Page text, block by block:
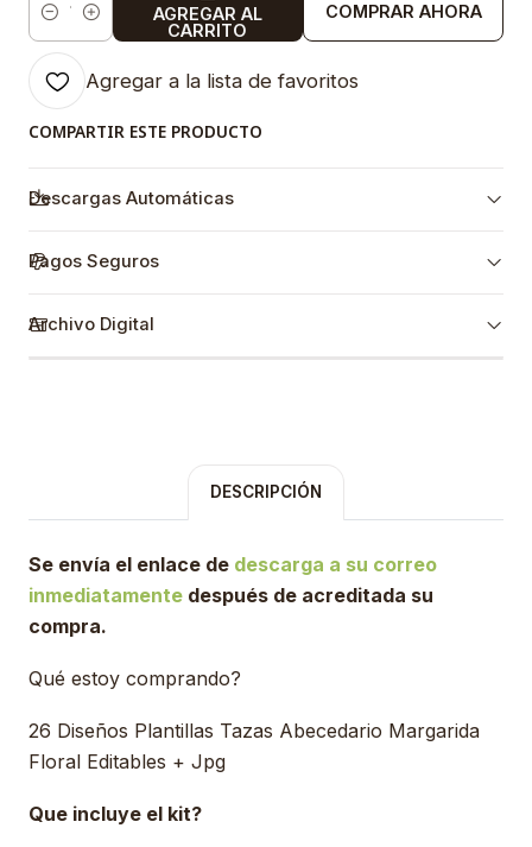
Cantidad
AGREGAR AL
CARRITO
COMPRAR AHORA
Agregar a la lista de favoritos
COMPARTIR ESTE PRODUCTO
Descargas Automáticas
Pagos Seguros
Archivo Digital
DESCRIPCIÓN
Se envía el enlace de descarga a su correo
inmediatamente después de acreditada su
compra.
Qué estoy comprando?
26 Diseños Plantillas Tazas Abecedario Margarida
Floral Editables + Jpg
Que incluye el kit?